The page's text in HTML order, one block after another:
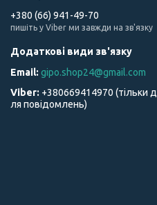
+380 (66) 941-49-70
пишіть у Viber ми завжди на зв'язку
gipo.shop24@gmail.com
+380669414970 (тільки д
ля повідомлень)